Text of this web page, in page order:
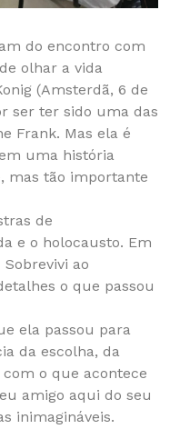
do encontro com
olhar a vida
(Amsterdã, 6 de
ser ter sido uma das
Frank. Mas ela é
uma história
mas tão importante
de
e o holocausto. Em
ao
o que passou
ela passou para
da escolha, da
o que acontece
amigo aqui do seu
inimagináveis.